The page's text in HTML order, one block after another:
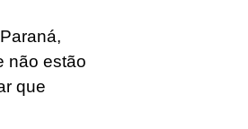
não estão
que